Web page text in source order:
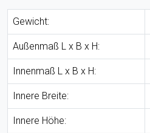
Gewicht:
Außenmaß L x B x H:
Innenmaß L x B x H:
Innere Breite:
Innere Höhe: